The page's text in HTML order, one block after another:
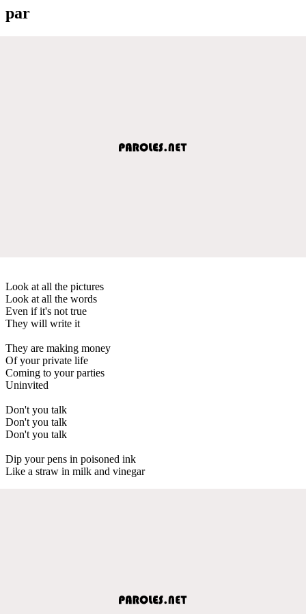
par
Look at all the pictures
Look at all the words
Even if it's not true
They will write it
They are making money
Of your private life
Coming to your parties
Uninvited
Don't you talk
Don't you talk
Don't you talk
Dip your pens in poisoned ink
Like a straw in milk and vinegar